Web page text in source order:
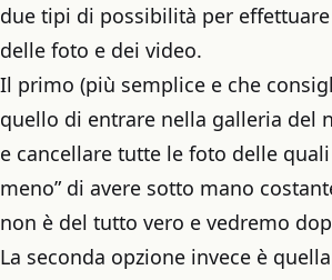
due tipi di possibilità per
delle foto e dei video.
Il primo (più semplice e che
quello di entrare nella galleria del
e cancellare tutte le foto delle
meno” di avere sotto mano
non è del tutto vero e vedremo
La seconda opzione invece è